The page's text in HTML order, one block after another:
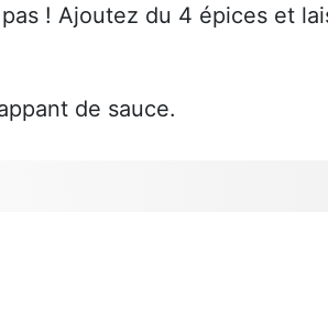
! Ajoutez du 4 épices et
de sauce.